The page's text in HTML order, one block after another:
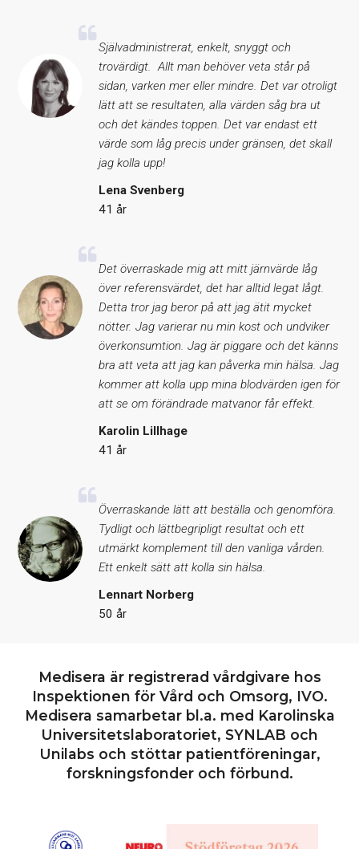
Självadministrerat, enkelt, snyggt och
trovärdigt. Allt man behöver veta står på
sidan, varken mer eller mindre. Det var otroligt
lätt att se resultaten, alla värden såg bra ut
och det kändes toppen. Det var endast ett
värde som låg precis under gränsen, det skall
jag kolla upp!
Lena Svenberg
41 år
Det överraskade mig att mitt järnvärde låg
över referensvärdet, det har alltid legat lågt.
Detta tror jag beror på att jag ätit mycket
nötter. Jag varierar nu min kost och undviker
överkonsumtion. Jag är piggare och det känns
bra att veta att jag kan påverka min hälsa. Jag
kommer att kolla upp mina blodvärden igen för
att se om förändrade matvanor får effekt.
Karolin Lillhage
41 år
Överraskande lätt att beställa och genomföra.
Tydligt och lättbegripligt resultat och ett
utmärkt komplement till den vanliga vården.
Ett enkelt sätt att kolla sin hälsa.
Lennart Norberg
50 år
Medisera är registrerad vårdgivare hos
Inspektionen för Vård och Omsorg, IVO.
Medisera samarbetar bl.a. med Karolinska
Universitetslaboratoriet, SYNLAB och
Unilabs och stöttar patientföreningar,
forskningsfonder och förbund.